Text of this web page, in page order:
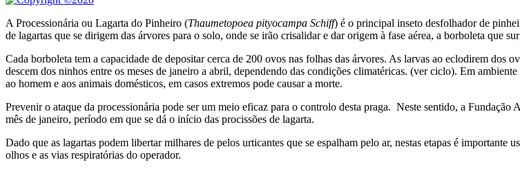
A Processionária ou Lagarta do Pinheiro (Thaumetopoea pityocampa Schiff) é o principal inseto desfolhador de
de lagartas que se dirigem das árvores para o solo, onde se irão crisalidar e dar origem à fase aérea, a borboleta que
Cada borboleta tem a capacidade de depositar cerca de 200 ovos nas folhas das árvores. As larvas ao eclodirem dos
descem dos ninhos entre os meses de janeiro a abril, dependendo das condições climatéricas. (ver ciclo). Em
ao homem e aos animais domésticos, em casos extremos pode causar a morte.
Prevenir o ataque da processionária pode ser um meio eficaz para o controlo desta praga. Neste sentido, a
mês de janeiro, período em que se dá o início das procissões de lagarta.
Dado que as lagartas podem libertar milhares de pelos urticantes que se espalham pelo ar, nestas etapas é
olhos e as vias respiratórias do operador.